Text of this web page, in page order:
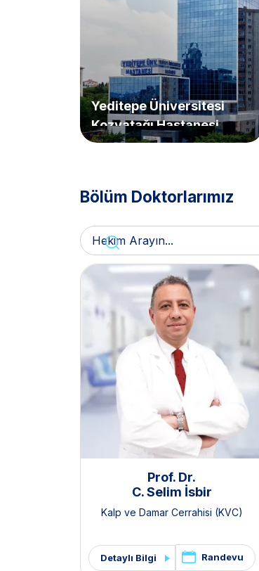
Yeditepe Üniversitesi
Kozyatağı Hastanesi
Bölüm Doktorlarımız
Prof. Dr.
C. Selim İsbir
Kalp ve Damar Cerrahisi (KVC)
Detaylı Bilgi Randevu